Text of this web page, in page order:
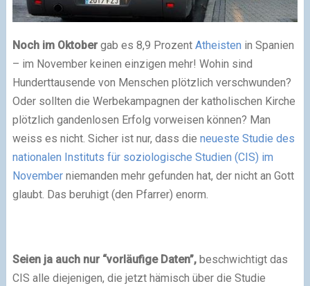
Noch im Oktobergab es 8,9 Prozent Atheisten in Spanien
– im November keinen einzigen mehr! Wohin sind
Hunderttausende von Menschen plötzlich verschwunden?
Oder sollten die Werbekampagnen der katholischen Kirche
plötzlich gandenlosen Erfolg vorweisen können? Man
weiss es nicht. Sicher ist nur, dass die neueste Studie des
nationalen Instituts für soziologische Studien (CIS) im
Novemberniemanden mehr gefunden hat, der nicht an Gott
glaubt. Das beruhigt (den Pfarrer) enorm.
Seien ja auch nur “vorläufige Daten”,beschwichtigt das
CIS alle diejenigen, die jetzt hämisch über die Studie